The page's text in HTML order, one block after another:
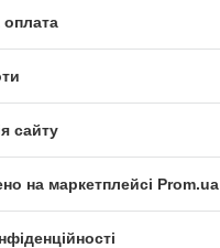
оплата
сайту
на маркетплейсі Prom.ua